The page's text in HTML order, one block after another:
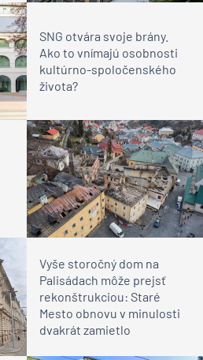
SNG otvára svoje brány.
Ako to vnímajú osobnosti
kultúrno-spoločenského
života?
Vyše storočný dom na
Palisádach môže prejsť
rekonštrukciou: Staré
Mesto obnovu v minulosti
dvakrát zamietlo